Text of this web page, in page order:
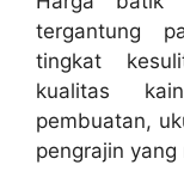
tergantung
tingkat
kualitas
pembuatan,
pengrajin